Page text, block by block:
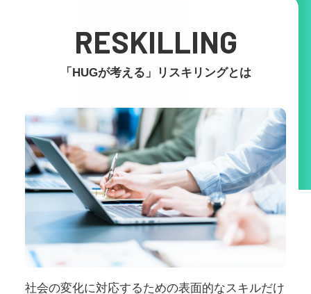
RESKILLING
「HUGが考える」リスキリングとは
社会の変化に対応するための表面的なスキルだけ